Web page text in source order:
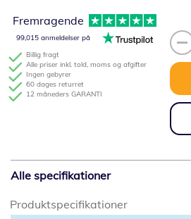
Billig fragt
Alle priser inkl. told, moms og afgifter
Ingen gebyrer
60 dages returret
12 måneders GARANTI
Fremragende
99,015 anmeldelser på
Alle specifikationer
Produktspecifikationer